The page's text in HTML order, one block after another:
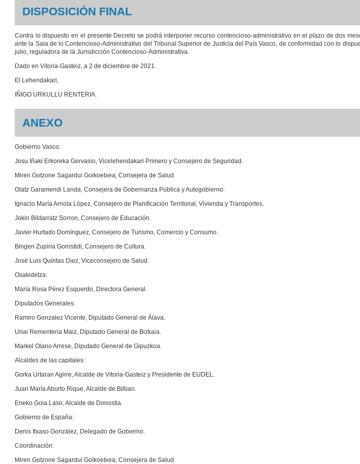
DISPOSICIÓN FINAL
Contra lo dispuesto en el presente Decreto se podrá interponer recurso contencioso-administrativo en el plazo de dos
ante la Sala de lo Contencioso-Administrativo del Tribunal Superior de Justicia del País Vasco, de conformidad con lo
julio, reguladora de la Jurisdicción Contencioso-Administrativa.
Dado en Vitoria-Gasteiz, a 2 de diciembre de 2021.
El Lehendakari,
IÑIGO URKULLU RENTERIA.
ANEXO
Gobierno Vasco:
Josu Iñaki Erkoreka Gervasio, Vicelehendakari Primero y Consejero de Seguridad.
Miren Gotzone Sagardui Goikoetxea, Consejera de Salud.
Olatz Garamendi Landa, Consejera de Gobernanza Pública y Autogobierno.
Ignacio María Arriola López, Consejero de Planificación Territorial, Vivienda y Transportes.
Jokin Bildarratz Sorron, Consejero de Educación.
Javier Hurtado Domínguez, Consejero de Turismo, Comercio y Consumo.
Bingen Zupiria Gorostidi, Consejero de Cultura.
José Luis Quintas Diez, Viceconsejero de Salud.
Osakidetza:
María Rosa Pérez Esquerdo, Directora General.
Diputados Generales:
Ramiro Gonzalez Vicente, Diputado General de Álava.
Unai Rementeria Maiz, Diputado General de Bizkaia.
Markel Olano Arrese, Diputado General de Gipuzkoa.
Alcaldes de las capitales:
Gorka Urtaran Agirre, Alcalde de Vitoria-Gasteiz y Presidente de EUDEL.
Juan María Aburto Rique, Alcalde de Bilbao.
Eneko Goia Laso, Alcalde de Donostia.
Gobierno de España:
Denis Itxaso González, Delegado de Gobierno.
Coordinación:
Miren Gotzone Sagardui Goikoetxea, Consejera de Salud.